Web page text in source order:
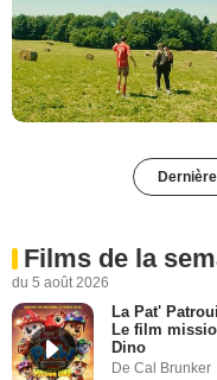
Films de la
du 5 août 2026
La Pat'
Le film
Dino
De Cal Brunker